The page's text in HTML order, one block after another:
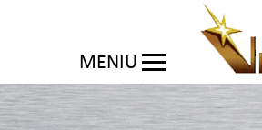
MENIU